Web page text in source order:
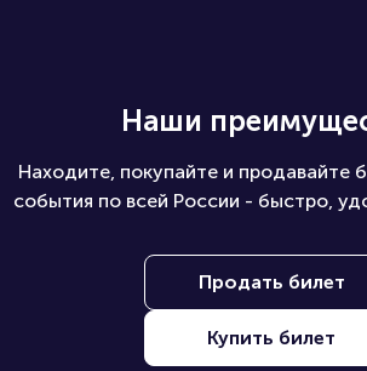
Наши
Находите, покупайте и продавайте
события по всей России - быстро,
Продать билет
Купить билет